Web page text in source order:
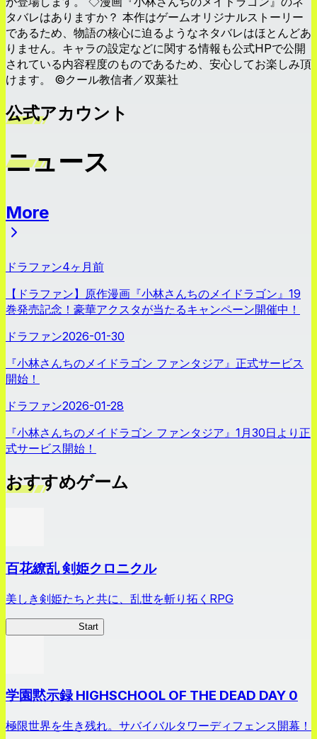
タバレはありますか？ 本作はゲームオリジナルストーリー
であるため、物語の核心に迫るようなネタバレはほとんどあ
りません。キャラの設定などに関する情報も公式HPで公開
されている内容程度のものであるため、安心してお楽しみ頂
けます。 ©クール教信者／双葉社
公式アカウント
ニュース
More
ドラファン4ヶ月前
【ドラファン】原作漫画『小林さんちのメイドラゴン』19
巻発売記念！豪華アクスタが当たるキャンペーン開催中！
ドラファン2026-01-30
『小林さんちのメイドラゴン ファンタジア』正式サービス
開始！
ドラファン2026-01-28
『小林さんちのメイドラゴン ファンタジア』1月30日より正
式サービス開始！
おすすめゲーム
百花繚乱 剣姫クロニクル
美しき剣姫たちと共に、乱世を斬り拓くRPG
Start
学園黙示録 HIGHSCHOOL OF THE DEAD DAY 0
極限世界を生き残れ。サバイバルタワーディフェンス開幕！